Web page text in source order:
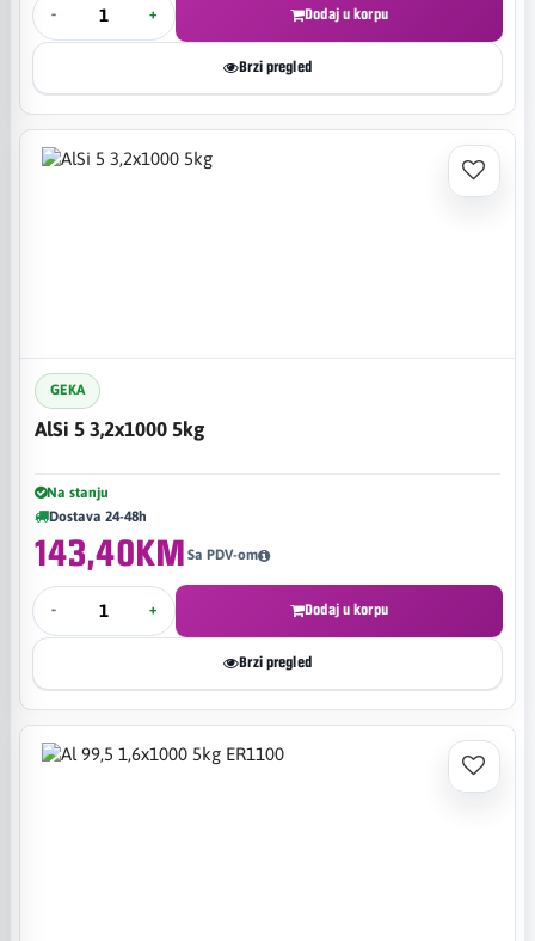
- + Dodaj u korpu
Brzi pregled
GEKA
AlSi 5 3,2x1000 5kg
Na stanju
Dostava 24-48h
143,40KM Sa PDV-om
- + Dodaj u korpu
Brzi pregled